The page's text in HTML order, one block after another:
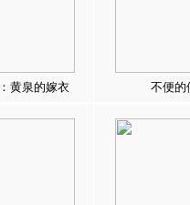
黄泉的嫁衣 不便的